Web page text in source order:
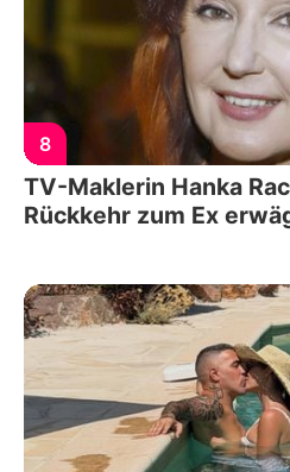
8
TV-Maklerin Hanka
Rückkehr zum Ex